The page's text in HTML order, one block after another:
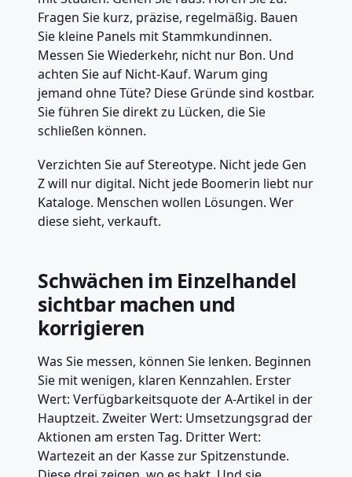
Fragen Sie kurz, präzise, regelmäßig. Bauen
Sie kleine Panels mit Stammkundinnen.
Messen Sie Wiederkehr, nicht nur Bon. Und
achten Sie auf Nicht-Kauf. Warum ging
jemand ohne Tüte? Diese Gründe sind kostbar.
Sie führen Sie direkt zu Lücken, die Sie
schließen können.
Verzichten Sie auf Stereotype. Nicht jede Gen
Z will nur digital. Nicht jede Boomerin liebt nur
Kataloge. Menschen wollen Lösungen. Wer
diese sieht, verkauft.
Schwächen im Einzelhandel
sichtbar machen und
korrigieren
Was Sie messen, können Sie lenken. Beginnen
Sie mit wenigen, klaren Kennzahlen. Erster
Wert: Verfügbarkeitsquote der A-Artikel in der
Hauptzeit. Zweiter Wert: Umsetzungsgrad der
Aktionen am ersten Tag. Dritter Wert:
Wartezeit an der Kasse zur Spitzenstunde.